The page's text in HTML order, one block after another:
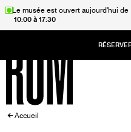
AllerLe musée est ouvert aujourd'hui de
10:00 à 17:30
Accueil
Accueil